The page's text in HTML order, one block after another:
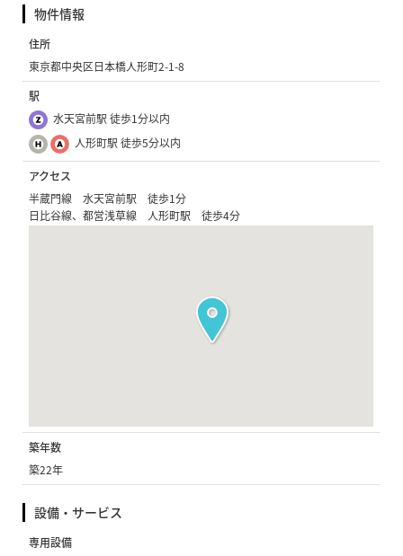
物件情報
住所
東京都中央区日本橋人形町2-1-8
駅
水天宮前駅 徒歩1分以内
人形町駅 徒歩5分以内
アクセス
半蔵門線 水天宮前駅 徒歩1分
日比谷線、都営浅草線 人形町駅 徒歩4分
築年数
築22年
設備・サービス
専用設備